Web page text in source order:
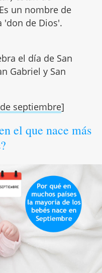
un nombre de
'don de Dios'.
el día de San
Gabriel y San
septiembre]
el que nace más